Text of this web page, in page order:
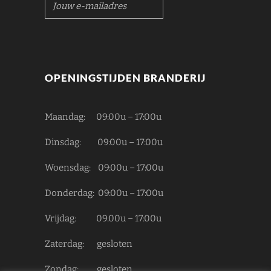
confirm
OPENINGSTIJDEN BRANDERIJ
Maandag: 09:00u – 17:00u
Dinsdag: 09:00u – 17:00u
Woensdag: 09:00u – 17:00u
Donderdag: 09:00u – 17:00u
Vrijdag: 09:00u – 17:00u
Zaterdag: gesloten